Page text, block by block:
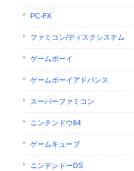
PC-FX
ファミコン/ディスクシステム
ゲームボーイ
ゲームボーイアドバンス
スーパーファミコン
ニンテンドウ64
ゲームキューブ
ニンテンドーDS